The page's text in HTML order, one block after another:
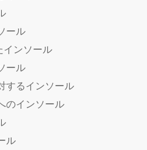
ール
インソール
ール
するインソール
のインソール
ル